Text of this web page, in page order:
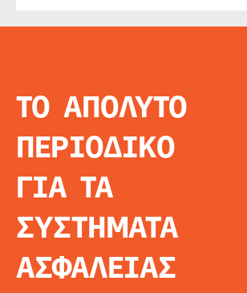
ΤΟ ΑΠΟΛΥΤΟ
ΠΕΡΙΟΔΙΚΟ
ΓΙΑ ΤΑ
ΣΥΣΤΗΜΑΤΑ
ΑΣΦΑΛΕΙΑΣ